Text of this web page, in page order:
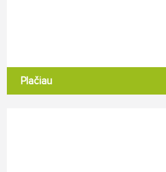
Plačiau